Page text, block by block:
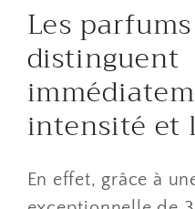
Les
distinguent
intensité et
En effet, grâce à